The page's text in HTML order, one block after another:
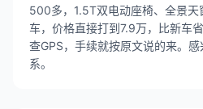
500多，1.5T双电动座椅、全景天
车，价格直接打到7.9万，比新车
查GPS，手续就按原文说的来。
系。